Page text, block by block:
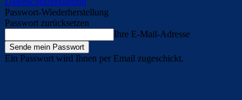
Passwort-Wiederherstellung
Passwort zurücksetzen
Ihre E-Mail-Adresse
Ein Passwort wird Ihnen per Email zugeschickt.